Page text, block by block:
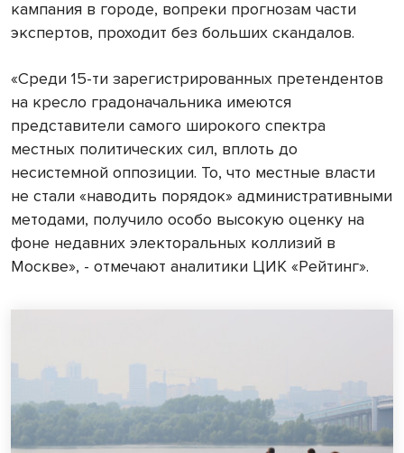
кампания в городе, вопреки прогнозам части
экспертов, проходит без больших скандалов.
«Среди 15-ти зарегистрированных претендентов
на кресло градоначальника имеются
представители самого широкого спектра
местных политических сил, вплоть до
несистемной оппозиции. То, что местные власти
не стали «наводить порядок» административными
методами, получило особо высокую оценку на
фоне недавних электоральных коллизий в
Москве», - отмечают аналитики ЦИК «Рейтинг».